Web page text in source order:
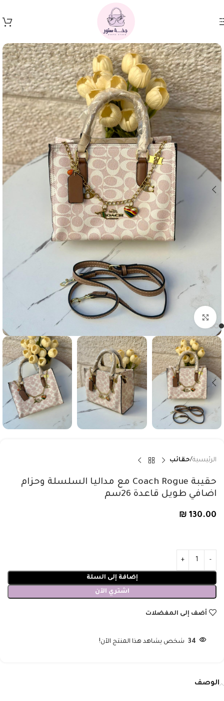
Skip to main content
Click to enlarge
الرئيسية حقائب
حقيبة Coach Rogue مع مداليا السلسلة وحزام
اضافي طويل قاعدة 26سم
₪ 130.00
إضافة إلى السلة
اشتري الآن
أضف إلى المفضلات
34 شخص يشاهد هذا المنتج الآن!
الوصف